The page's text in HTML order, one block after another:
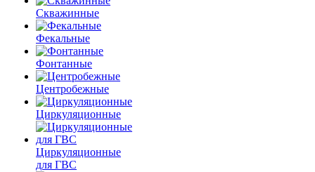
Скважинные
Фекальные
Фонтанные
Центробежные
Циркуляционные
Циркуляционные
для ГВС